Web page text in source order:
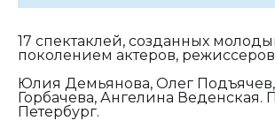
17 спектаклей, созданных
поколением актеров,
Юлия Демьянова, Олег
Горбачева, Ангелина Веденская.
Петербург.